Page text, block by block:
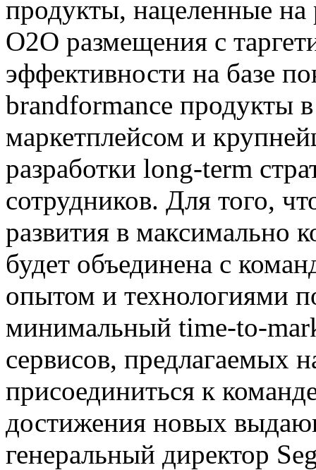
продукты, нацеленные на
O2O размещения с
эффективности на базе
brandformance продукты
маркетплейсом и
разработки long-term
сотрудников. Для того,
развития в максимально
будет объединена с
опытом и технологиями
минимальный time-to-
сервисов,
присоединиться к
достижения новых
генеральный директор